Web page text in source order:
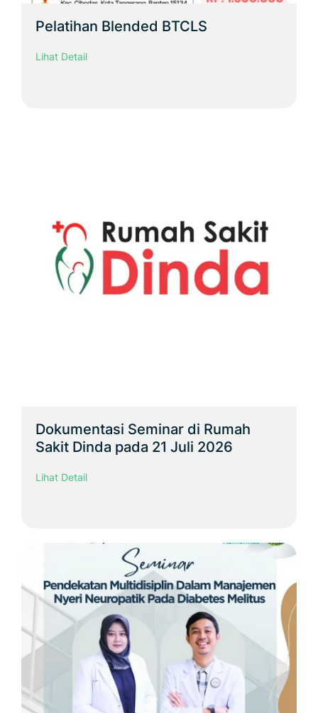
Pelatihan Blended BTCLS
Lihat Detail
Dokumentasi Seminar di Rumah
Sakit Dinda pada 21 Juli 2026
Lihat Detail